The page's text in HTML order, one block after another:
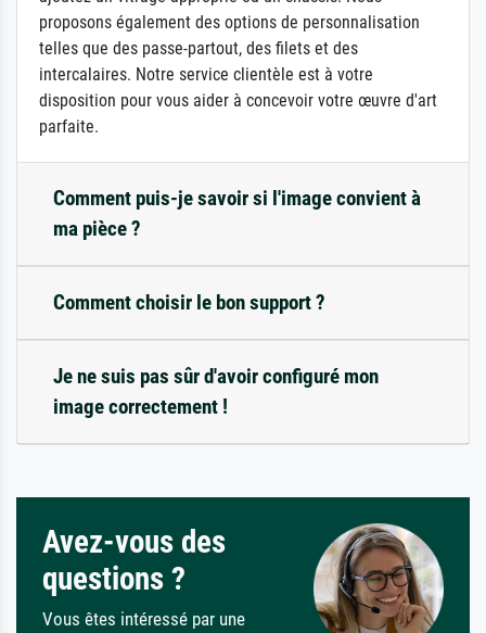
proposons également des options de personnalisation
telles que des passe-partout, des filets et des
intercalaires. Notre service clientèle est à votre
disposition pour vous aider à concevoir votre œuvre d'art
parfaite.
Comment puis-je savoir si l'image convient à
ma pièce ?
Comment choisir le bon support ?
Je ne suis pas sûr d'avoir configuré mon
image correctement !
Avez-vous des
questions ?
Vous êtes intéressé par une